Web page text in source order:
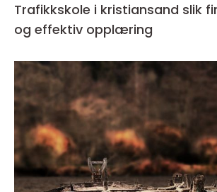
Trafikkskole i kristiansand slik finner du trygg
og effektiv opplæring